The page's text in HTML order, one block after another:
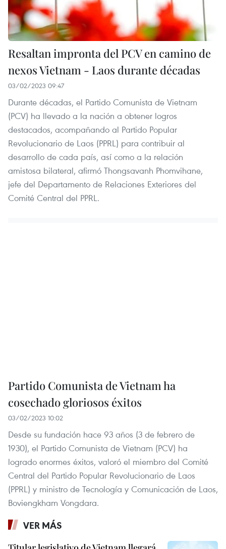
Resaltan impronta del PCV en camino de
nexos Vietnam - Laos durante décadas
03/02/2023 09:47
Durante décadas, el Partido Comunista de Vietnam
(PCV) ha llevado a la nación a obtener logros
destacados, acompañando al Partido Popular
Revolucionario de Laos (PPRL) para contribuir al
desarrollo de cada país, así como a la relación
amistosa bilateral, afirmó Thongsavanh Phomvihane,
jefe del Departamento de Relaciones Exteriores del
Comité Central del PPRL.
Partido Comunista de Vietnam ha
cosechado gloriosos éxitos
03/02/2023 10:02
Desde su fundación hace 93 años (3 de febrero de
1930), el Partido Comunista de Vietnam (PCV) ha
logrado enormes éxitos, valoró el miembro del Comité
Central del Partido Popular Revolucionario de Laos
(PPRL) y ministro de Tecnología y Comunicación de Laos,
Boviengkham Vongdara.
VER MÁS